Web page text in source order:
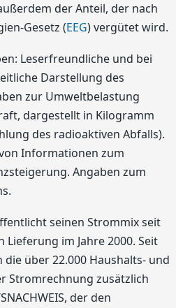
der Anteil, der nach
Gesetz (EEG) vergütet wird.
Leserfreundliche und bei
Darstellung des
zur Umweltbelastung
dargestellt in Kilogramm
des radioaktiven Abfalls).
Informationen zum
Angaben zum
seinen Strommix seit
im Jahre 2000. Seit
über 22.000 Haushalts- und
Stromrechnung zusätzlich
der den